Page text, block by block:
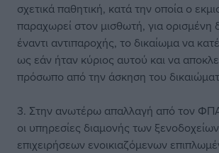
σχετικά παθητική, κατά την οποία ο
παραχωρεί στον μισθωτή, για ορισμένη
έναντι αντιπαροχής, το δικαίωμα να
ως εάν ήταν κύριος αυτού και να
πρόσωπο από την άσκηση του
3. Στην ανωτέρω απαλλαγή από τον
οι υπηρεσίες διαμονής των
επιχειρήσεων ενοικιαζόμενων